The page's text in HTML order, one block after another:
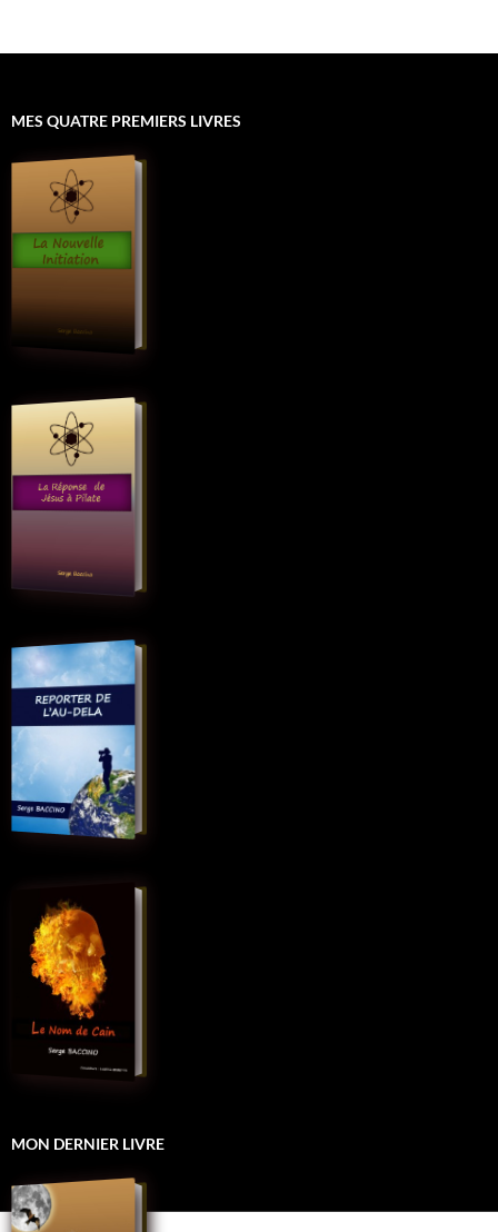
MES QUATRE PREMIERS LIVRES
MON DERNIER LIVRE